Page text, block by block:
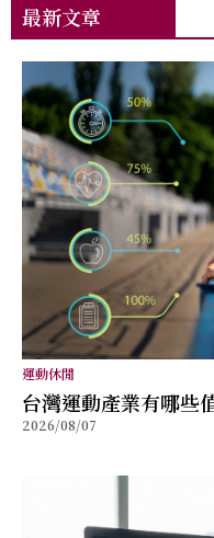
最新文章
運動休閒
台灣運動產業有哪些
2026/08/07